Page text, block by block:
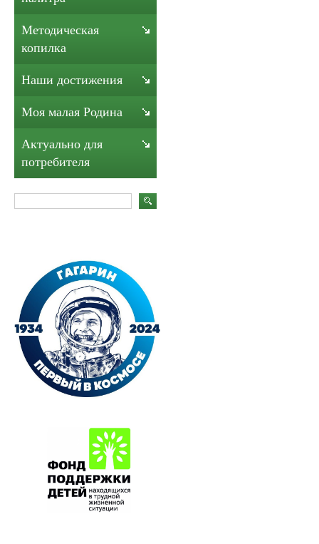
Методическая
копилка
Наши достижения
Моя малая Родина
Актуально для
потребителя